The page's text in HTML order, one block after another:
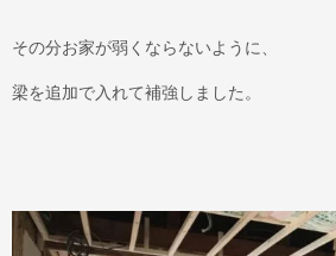
その分お家が弱くならないように、
梁を追加で入れて補強しました。